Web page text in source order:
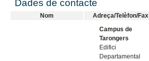
Dades de contacte
Nom Adreça/Telèfon/Fax
Campus de
Tarongers
Edifici
Departamental